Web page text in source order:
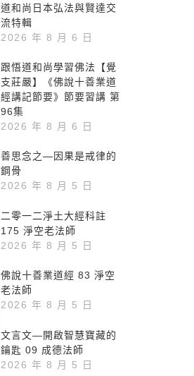
道和尚日本弘法與賢達交
流特輯
2026 年 8 月 6 日
跟悟道和尚學習佛法【覺
支莊嚴】《佛說十善業道
經講記節要》節要習講 第
96集
2026 年 8 月 6 日
善思念之—因果是戒律的
鋼骨
2026 年 8 月 5 日
二零一二淨土大經科註
175 淨空老法師
2026 年 8 月 5 日
佛說十善業道經 83 淨空
老法師
2026 年 8 月 5 日
文言文—開啟智慧寶藏的
鑰匙 09 成德法師
2026 年 8 月 5 日